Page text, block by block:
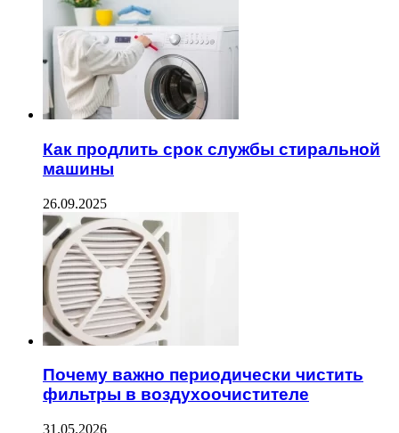
Как продлить срок службы стиральной
машины
26.09.2025
Почему важно периодически чистить
фильтры в воздухоочистителе
31.05.2026